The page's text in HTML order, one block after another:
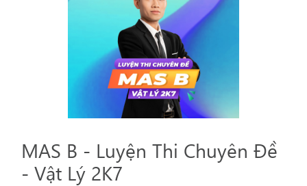
MAS B - Luyện Thi Chuyên Đề
- Vật Lý 2K7